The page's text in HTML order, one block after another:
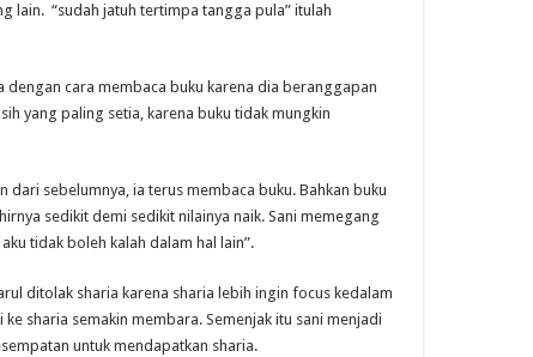
lain. “sudah jatuh tertimpa tangga pula” itulah
dengan cara membaca buku karena dia beranggapan
yang paling setia, karena buku tidak mungkin
dari sebelumnya, ia terus membaca buku. Bahkan buku
sedikit demi sedikit nilainya naik. Sani memegang
tidak boleh kalah dalam hal lain”.
ditolak sharia karena sharia lebih ingin focus kedalam
sharia semakin membara. Semenjak itu sani menjadi
untuk mendapatkan sharia.